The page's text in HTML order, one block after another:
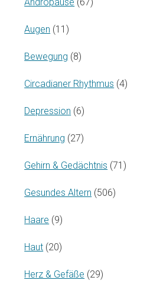
Augen (11)
Bewegung (8)
Circadianer Rhythmus (4)
Depression (6)
Ernährung (27)
Gehirn & Gedächtnis (71)
Gesundes Altern (506)
Haare (9)
Haut (20)
Herz & Gefäße (29)